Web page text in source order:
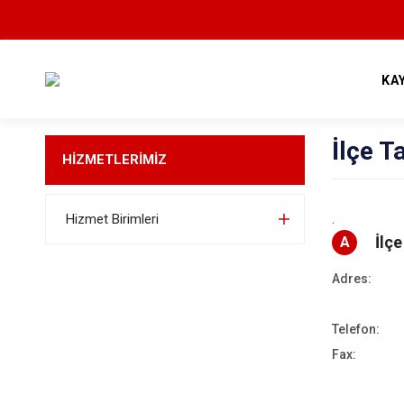
HİZMETLERİMİZ
Hizmet Birimleri
İlçe
.
A
Adres:
Telefon:
Fax: